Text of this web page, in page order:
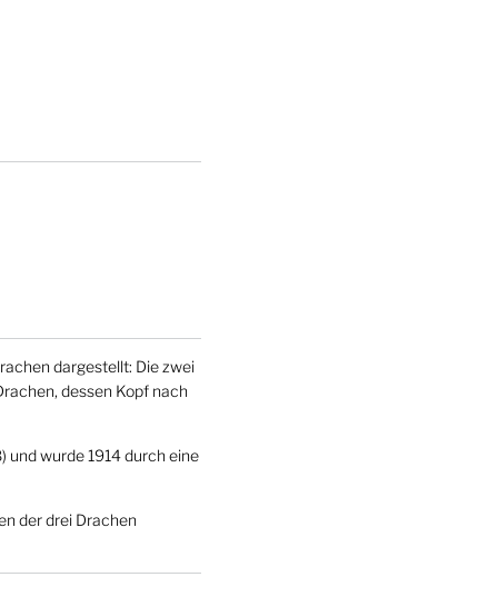
dargestellt: Die zwei
dessen Kopf nach
und wurde 1914 durch eine
der drei Drachen